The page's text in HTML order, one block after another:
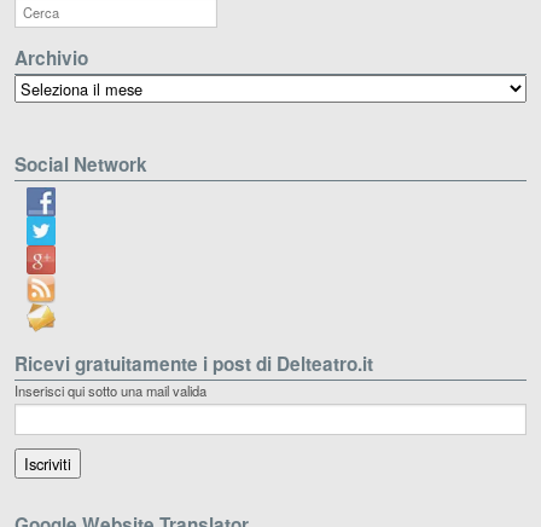
Archivio
Archivio
Social Network
Ricevi gratuitamente i post di Delteatro.it
Inserisci qui sotto una mail valida